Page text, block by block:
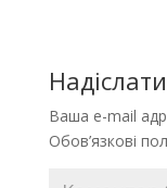
Ваша e-mail
Обов’язкові